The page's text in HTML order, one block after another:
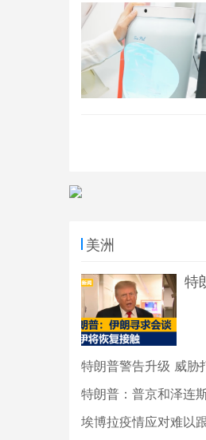
美洲
特
特朗普警告升级 威胁
特朗普：普京和泽连
埃博拉疫情应对难以